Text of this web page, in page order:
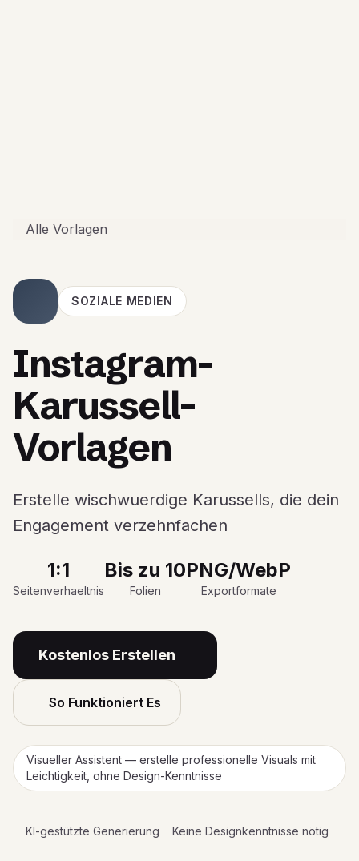
Alle Vorlagen
SOZIALE MEDIEN
Instagram-
Karussell-
Vorlagen
Erstelle wischwuerdige Karussells, die dein
Engagement verzehnfachen
1:1
Seitenverhaeltnis
Bis zu 10
Folien
PNG/WebP
Exportformate
Kostenlos Erstellen
So Funktioniert Es
Visueller Assistent — erstelle professionelle Visuals mit
Leichtigkeit, ohne Design-Kenntnisse
KI-gestützte Generierung Keine Designkenntnisse nötig